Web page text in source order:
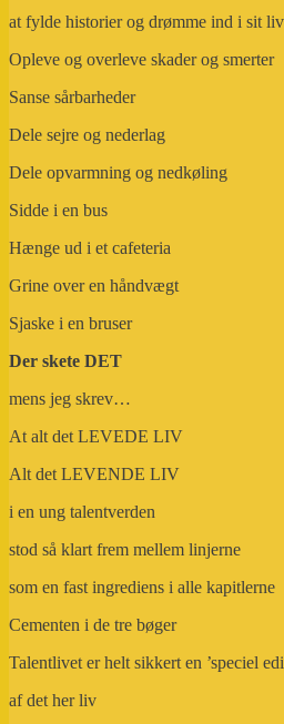
at fylde historier og drømme ind i sit liv
Opleve og overleve skader og smerter
Sanse sårbarheder
Dele sejre og nederlag
Dele opvarmning og nedkøling
Sidde i en bus
Hænge ud i et cafeteria
Grine over en håndvægt
Sjaske i en bruser
Der skete DET
mens jeg skrev…
At alt det LEVEDE LIV
Alt det LEVENDE LIV
i en ung talentverden
stod så klart frem mellem linjerne
som en fast ingrediens i alle kapitlerne
Cementen i de tre bøger
Talentlivet er helt sikkert en ’speciel
af det her liv